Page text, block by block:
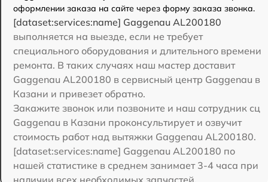
оформлении заказа на сайте через форму заказа звонка.
[dataset:services:name] Gaggenau AL200180
выполняется на выезде, если не требует
специального оборудования и длительного времени
ремонта. В таких случаях наш мастер доставит
Gaggenau AL200180 в сервисный центр Gaggenau в
Казани и привезет обратно.
Закажите звонок или позвоните и наш сотрудник сц
Gaggenau в Казани проконсультирует и озвучит
стоимость работ над вытяжки Gaggenau AL200180.
[dataset:services:name] Gaggenau AL200180 по
нашей статистике в среднем занимает 3-4 часа при